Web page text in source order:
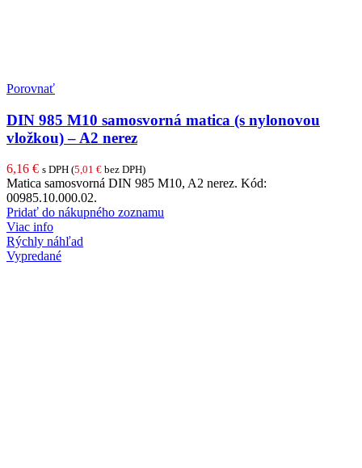
Porovnať
DIN 985 M10 samosvorná matica (s nylonovou
vložkou) – A2 nerez
6,16 € s DPH (5,01 € bez DPH)
Matica samosvorná DIN 985 M10, A2 nerez. Kód:
00985.10.000.02.
Pridať do nákupného zoznamu
Viac info
Rýchly náhľad
Vypredané